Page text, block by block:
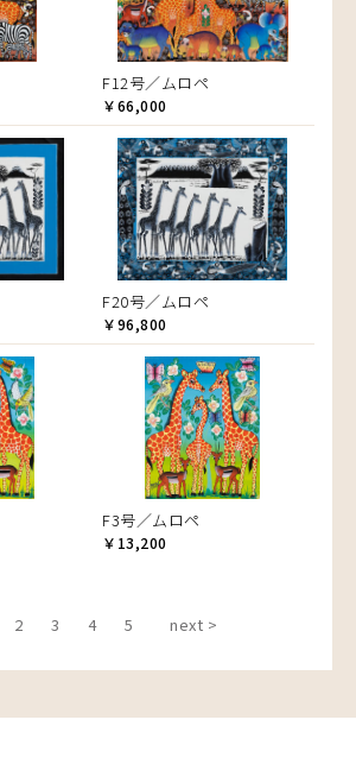
F12号／ムロペ
￥66,000
F20号／ムロペ
￥96,800
F3号／ムロペ
￥13,200
2 3 4 5 next >